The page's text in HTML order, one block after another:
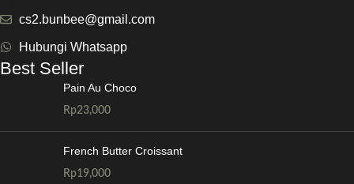
cs2.bunbee@gmail.com
Hubungi Whatsapp
Best Seller
Pain Au Choco
Rp23,000
French Butter Croissant
Rp19,000